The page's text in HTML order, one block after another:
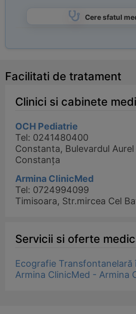
Cere sfatul
Facilitati de tratament
Clinici si cabinete
OCH Pediatrie
Tel: 0241480400
Constanta, Bulevardul
Constanța
Armina ClinicMed
Tel: 0724994099
Timisoara, Str.mircea Cel
Servicii si oferte
Ecografie Transfontanelară
Armina ClinicMed - Armina